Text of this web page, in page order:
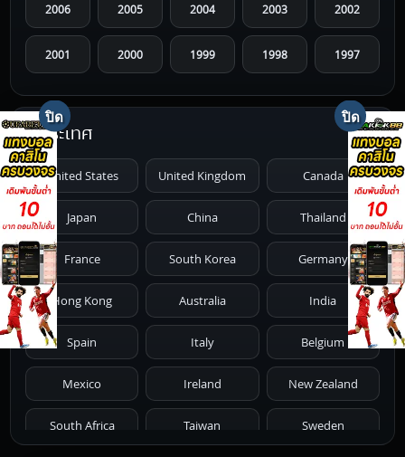
2006 2005 2004 2003 2002
2001 2000 1999 1998 1997
1996 1995 1994 1993 1992
1991 1987
1986 1985 1984 1983 1982
1981 1980 1979 1978 1977
1976 1975 1974 1973 1972
1971 1970 1969 1968 1967
1966 1965 1964 1963 1962
1959 1955
ประเทศ
United States United Kingdom Canada
Japan China Thailand
France South Korea Germany
Hong Kong Australia India
Spain Italy Belgium
Mexico Ireland New Zealand
South Africa Taiwan Sweden